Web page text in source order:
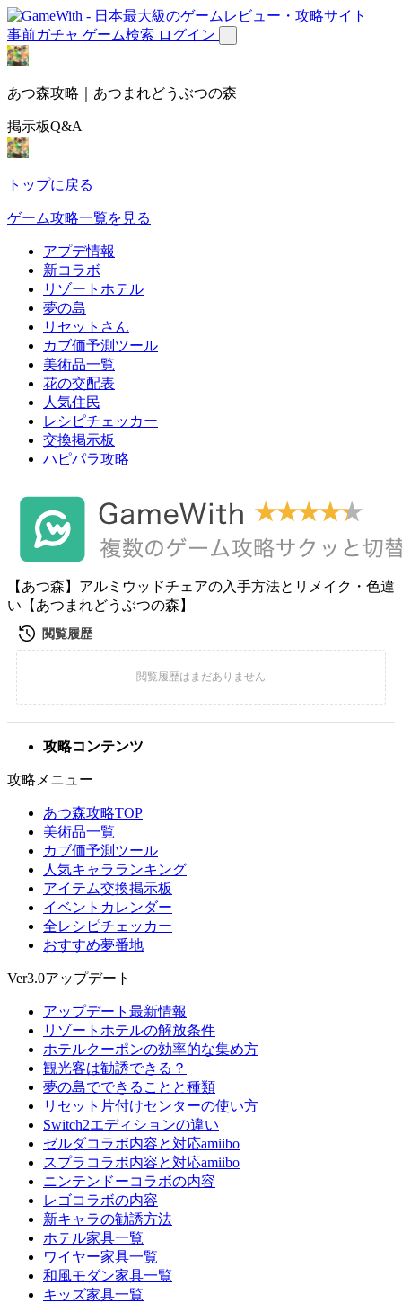
事前ガチャ ゲーム検索 ログイン
あつ森攻略｜あつまれどうぶつの森
掲示板Q&A
トップに戻る
ゲーム攻略一覧を見る
アプデ情報
新コラボ
リゾートホテル
夢の島
リセットさん
カブ価予測ツール
美術品一覧
花の交配表
人気住民
レシピチェッカー
交換掲示板
ハピパラ攻略
【あつ森】アルミウッドチェアの入手方法とリメイク・色違
い【あつまれどうぶつの森】
攻略コンテンツ
攻略メニュー
あつ森攻略TOP
美術品一覧
カブ価予測ツール
人気キャラランキング
アイテム交換掲示板
イベントカレンダー
全レシピチェッカー
おすすめ夢番地
Ver3.0アップデート
アップデート最新情報
リゾートホテルの解放条件
ホテルクーポンの効率的な集め方
観光客は勧誘できる？
夢の島でできることと種類
リセット片付けセンターの使い方
Switch2エディションの違い
ゼルダコラボ内容と対応amiibo
スプラコラボ内容と対応amiibo
ニンテンドーコラボの内容
レゴコラボの内容
新キャラの勧誘方法
ホテル家具一覧
ワイヤー家具一覧
和風モダン家具一覧
キッズ家具一覧